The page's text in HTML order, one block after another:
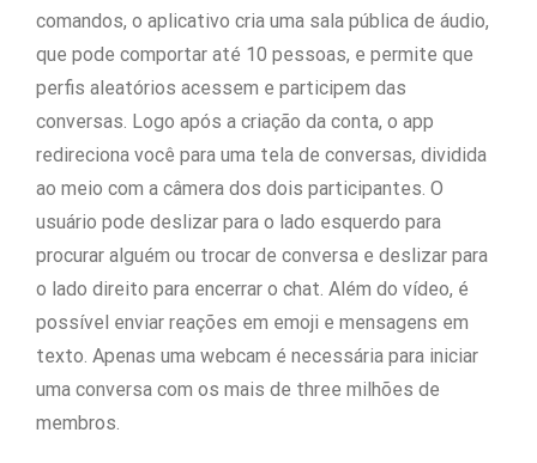
comandos, o aplicativo cria uma sala pública de áudio,
que pode comportar até 10 pessoas, e permite que
perfis aleatórios acessem e participem das
conversas. Logo após a criação da conta, o app
redireciona você para uma tela de conversas, dividida
ao meio com a câmera dos dois participantes. O
usuário pode deslizar para o lado esquerdo para
procurar alguém ou trocar de conversa e deslizar para
o lado direito para encerrar o chat. Além do vídeo, é
possível enviar reações em emoji e mensagens em
texto. Apenas uma webcam é necessária para iniciar
uma conversa com os mais de three milhões de
membros.